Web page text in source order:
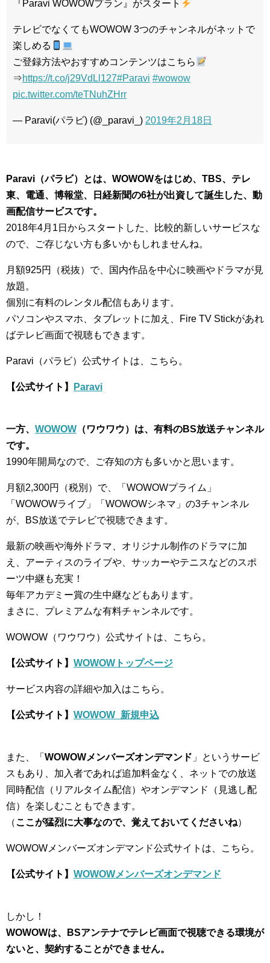
『Paravi WOWOWプラン』がスタート
テレビでなくてもWOWOW 3つのチャンネルがネットで
楽しめる
ご登録方法やおすすめコンテンツはこちら
⇒https://t.co/j29VdLl127#Paravi #wowow
pic.twitter.com/teTNuhZHrr
— Paravi(パラビ) (@_paravi_) 2019年2月18日
Paravi（パラビ）とは、WOWOWをはじめ、TBS、テレ
東、電通、博報堂、日経新聞の6社が出資して誕生した、動
画配信サービスです。
2018年4月1日からスタートした、比較的新しいサービスな
ので、ご存じない方も多いかもしれませんね。
月額925円（税抜）で、国内作品を中心に映画やドラマが見
放題。
個別に有料のレンタル配信もあります。
パソコンやスマホ、タブレットに加え、Fire TV Stickがあれ
ばテレビ画面で視聴もできます。
Paravi（パラビ）公式サイトは、こちら。
【公式サイト】 Paravi
一方、 WOWOW （ワウワウ）は、有料のBS放送チャンネル
です。
1990年開局なので、ご存知の方も多いかと思います。
月額2,300円（税別）で、「WOWOWプライム」
「WOWOWライブ」「WOWOWシネマ」の3チャンネル
が、BS放送でテレビで視聴できます。
最新の映画や海外ドラマ、オリジナル制作のドラマに加
え、アーティスのライブや、サッカーやテニスなどのスポ
ーツ中継も充実！
毎年アカデミー賞の生中継などもあります。
まさに、プレミアムな有料チャンネルです。
WOWOW（ワウワウ）公式サイトは、こちら。
【公式サイト】 WOWOWトップページ
サービス内容の詳細や加入はこちら。
【公式サイト】 WOWOW_新規申込
また、「 WOWOWメンバーズオンデマンド 」というサービ
スもあり、加入者であれば追加料金なく、ネットでの放送
同時配信（リアルタイム配信）やオンデマンド（見逃し配
信）を楽しむこともできます。
（ここが猛烈に大事なので、覚えておいてくださいね）
WOWOWメンバーズオンデマンド公式サイトは、こちら。
【公式サイト】 WOWOWメンバーズオンデマンド
しかし！
WOWOWは、BSアンテナでテレビ画面で視聴できる環境が
ないと、契約することができません。